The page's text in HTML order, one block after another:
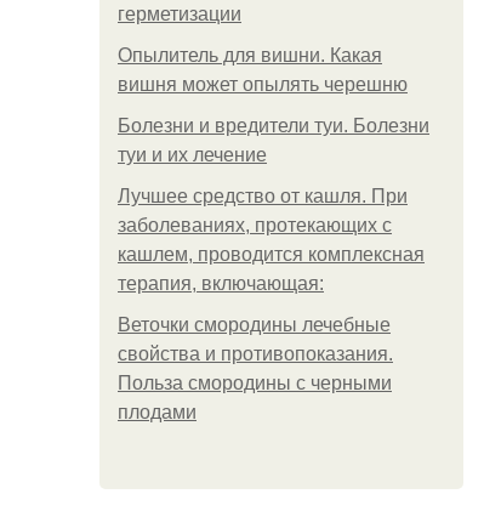
герметизации
Опылитель для вишни. Какая
вишня может опылять черешню
Болезни и вредители туи. Болезни
туи и их лечение
Лучшее средство от кашля. При
заболеваниях, протекающих с
кашлем, проводится комплексная
терапия, включающая:
Веточки смородины лечебные
свойства и противопоказания.
Польза смородины с черными
плодами